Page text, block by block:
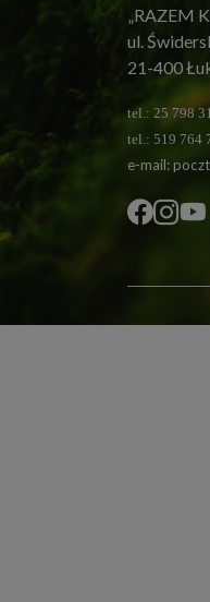
„RAZEM
ul.
21-400
tel.: 25 798
tel.: 519 764
e-mail: